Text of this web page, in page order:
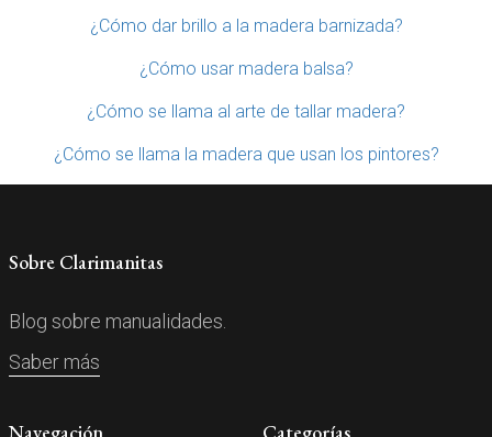
¿Cómo dar brillo a la madera barnizada?
¿Cómo usar madera balsa?
¿Cómo se llama al arte de tallar madera?
¿Cómo se llama la madera que usan los pintores?
Sobre Clarimanitas
Blog sobre manualidades.
Saber más